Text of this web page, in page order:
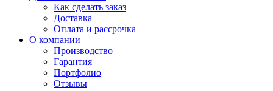
Как сделать заказ
Доставка
Оплата и рассрочка
О компании
Производство
Гарантия
Портфолио
Отзывы